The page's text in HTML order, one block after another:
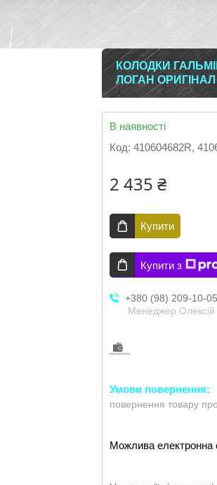
КОЛОДКИ
ЛОГАН ОРИГІНАЛ
В наявності
Код: 410604682R,
2 435 ₴
Купити
Купити з
+380 (98) 209-10-05
Менеджер Олексій
повернення товару